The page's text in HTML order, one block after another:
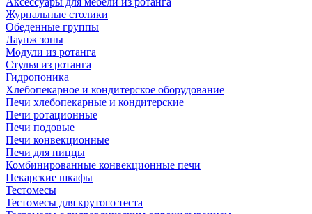
Журнальные столики
Обеденные группы
Лаунж зоны
Модули из ротанга
Стулья из ротанга
Гидропоника
Хлебопекарное и кондитерское оборудование
Печи хлебопекарные и кондитерские
Печи ротационные
Печи подовые
Печи конвекционные
Печи для пиццы
Комбинированные конвекционные печи
Пекарские шкафы
Тестомесы
Тестомесы для крутого теста